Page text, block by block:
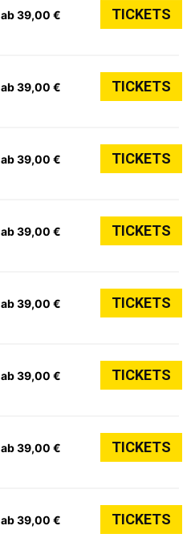
ab 39,00 € TICKETS
ab 39,00 € TICKETS
ab 39,00 € TICKETS
ab 39,00 € TICKETS
ab 39,00 € TICKETS
ab 39,00 € TICKETS
ab 39,00 € TICKETS
ab 39,00 € TICKETS